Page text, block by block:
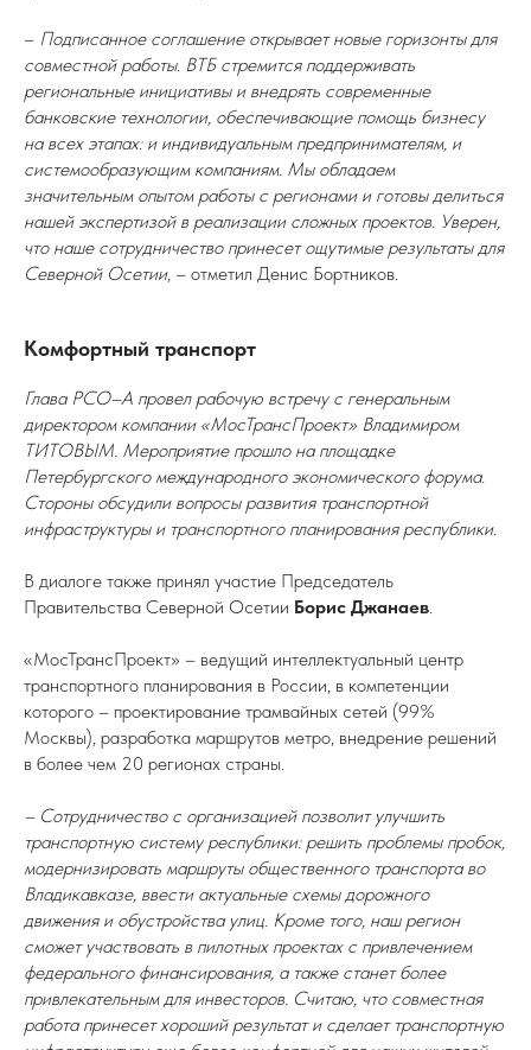
– Подписанное соглашение открывает новые горизонты для
совместной работы. ВТБ стремится поддерживать
региональные инициативы и внедрять современные
банковские технологии, обеспечивающие помощь бизнесу
на всех этапах: и индивидуальным предпринимателям, и
системообразующим компаниям. Мы обладаем
значительным опытом работы с регионами и готовы делиться
нашей экспертизой в реализации сложных проектов. Уверен,
что наше сотрудничество принесет ощутимые результаты для
Северной Осетии, – отметил Денис Бортников.
Комфортный транспорт
Глава РСО–А провел рабочую встречу с генеральным
директором компании «МосТрансПроект» Владимиром
ТИТОВЫМ. Мероприятие прошло на площадке
Петербургского международного экономического форума.
Стороны обсудили вопросы развития транспортной
инфраструктуры и транспортного планирования республики.
В диалоге также принял участие Председатель
Правительства Северной Осетии Борис Джанаев.
«МосТрансПроект» – ведущий интеллектуальный центр
транспортного планирования в России, в компетенции
которого – проектирование трамвайных сетей (99%
Москвы), разработка маршрутов метро, внедрение решений
в более чем 20 регионах страны.
– Сотрудничество с организацией позволит улучшить
транспортную систему республики: решить проблемы пробок,
модернизировать маршруты общественного транспорта во
Владикавказе, ввести актуальные схемы дорожного
движения и обустройства улиц. Кроме того, наш регион
сможет участвовать в пилотных проектах с привлечением
федерального финансирования, а также станет более
привлекательным для инвесторов. Считаю, что совместная
работа принесет хороший результат и сделает транспортную